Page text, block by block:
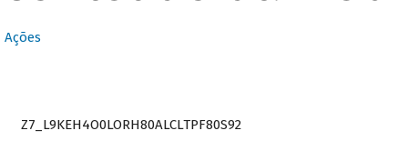
Ações
Z7_L9KEH4O0LORH80ALCLTPF80S92